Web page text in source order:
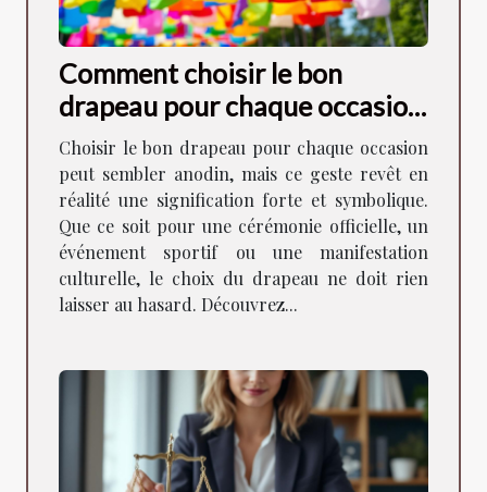
Comment choisir le bon
drapeau pour chaque occasion
?
Choisir le bon drapeau pour chaque occasion
peut sembler anodin, mais ce geste revêt en
réalité une signification forte et symbolique.
Que ce soit pour une cérémonie officielle, un
événement sportif ou une manifestation
culturelle, le choix du drapeau ne doit rien
laisser au hasard. Découvrez...